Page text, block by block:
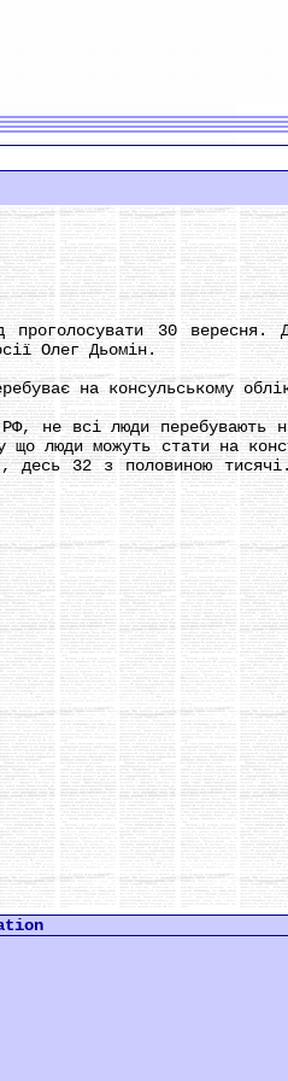
30 вересня.
Олег Дьомін.
на консульському
не всі люди перебувають
люди можуть стати на
32 з половиною